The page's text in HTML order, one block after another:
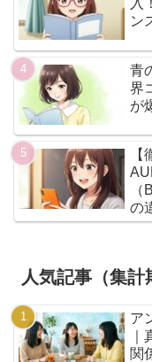
入
ン
青
界
が
の
値
人気記事（集計
ア
関